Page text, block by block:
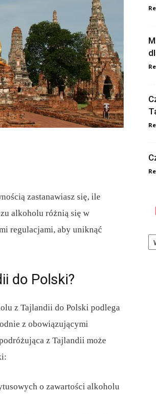
zastanawiasz się, ile
alkoholu różnią się w
regulacjami, aby uniknąć
do Polski?
z Tajlandii do Polski podlega
z obowiązującymi
z Tajlandii może
o zawartości alkoholu